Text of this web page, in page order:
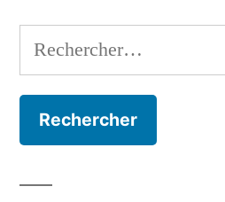
Rechercher :